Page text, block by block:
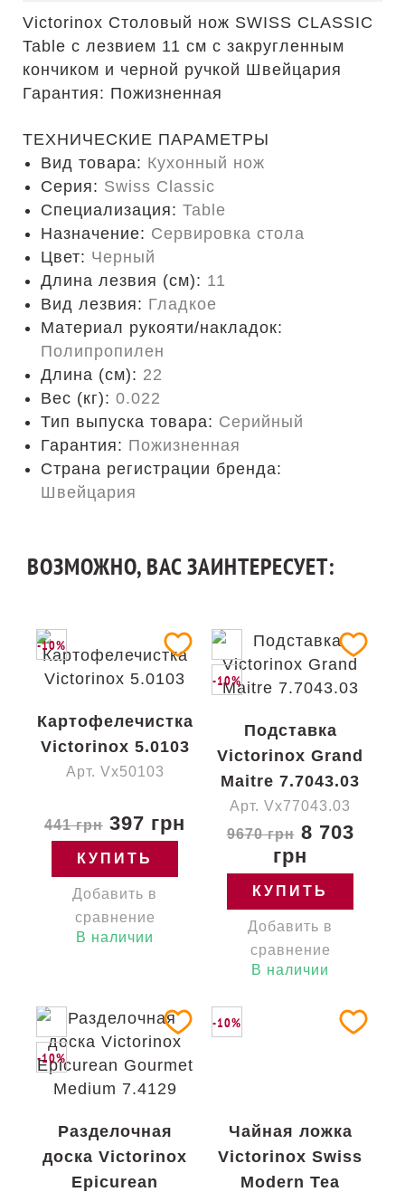
Victorinox Столовый нож SWISS CLASSIC
Table с лезвием 11 см с закругленным
кончиком и черной ручкой Швейцария
Гарантия: Пожизненная
ТЕХНИЧЕСКИЕ ПАРАМЕТРЫ
Вид товара: Кухонный нож
Серия: Swiss Classic
Специализация: Table
Назначение: Сервировка стола
Цвет: Черный
Длина лезвия (см): 11
Вид лезвия: Гладкое
Материал рукояти/накладок:
Полипропилен
Длина (cм): 22
Вес (кг): 0.022
Тип выпуска товара: Серийный
Гарантия: Пожизненная
Страна регистрации бренда:
Швейцария
ВОЗМОЖНО, ВАС ЗАИНТЕРЕСУЕТ:
-10%
Картофелечистка
Victorinox 5.0103
Арт. Vx50103
441 грн 397 грн
КУПИТЬ
Добавить в
сравнение
В наличии
-10%
Подставка
Victorinox Grand
Maitre 7.7043.03
Арт. Vx77043.03
9670 грн8 703
грн
КУПИТЬ
Добавить в
сравнение
В наличии
-10%
Разделочная
доска Victorinox
Epicurean
-10%
Чайная ложка
Victorinox Swiss
Modern Tea